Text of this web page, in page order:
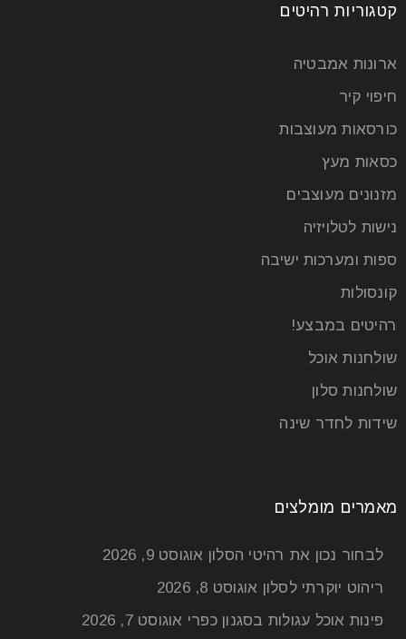
קטגוריות רהיטים
ארונות אמבטיה
חיפוי קיר
כורסאות מעוצבות
כסאות מעץ
מזנונים מעוצבים
נישות לטלויזיה
ספות ומערכות ישיבה
קונסולות
רהיטים במבצע!
שולחנות אוכל
שולחנות סלון
שידות לחדר שינה
מאמרים מומלצים
לבחור נכון את רהיטי הסלון אוגוסט 9, 2026
ריהוט יוקרתי לסלון אוגוסט 8, 2026
פינות אוכל עגולות בסגנון כפרי אוגוסט 7, 2026